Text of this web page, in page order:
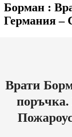
Борман :
Германия –
Врати